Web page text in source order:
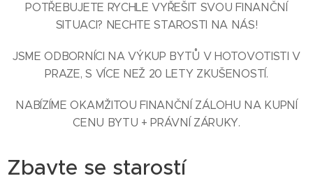
POTŘEBUJETE RYCHLE VYŘEŠIT SVOU FINANČNÍ
SITUACI? NECHTE STAROSTI NA NÁS!
JSME ODBORNÍCI NA VÝKUP BYTŮ V HOTOVOTISTI V
PRAZE, S VÍCE NEŽ 20 LETY ZKUŠENOSTÍ.
NABÍZÍME OKAMŽITOU FINANČNÍ ZÁLOHU NA KUPNÍ
CENU BYTU + PRÁVNÍ ZÁRUKY.
Zbavte se starostí